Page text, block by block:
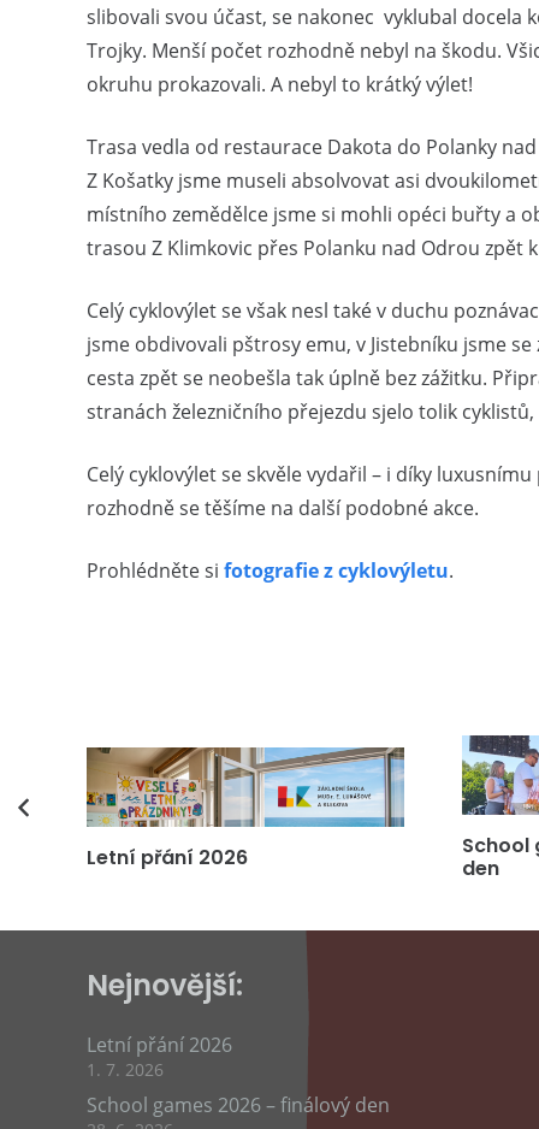
slibovali svou účast, se nakonec vyklubal docela
Trojky. Menší počet rozhodně nebyl na škodu.
okruhu prokazovali. A nebyl to krátký výlet!
Trasa vedla od restaurace Dakota do Polanky
Z Košatky jsme museli absolvovat asi
místního zemědělce jsme si mohli opéci buřty a
trasou Z Klimkovic přes Polanku nad Odrou zpět
Celý cyklovýlet se však nesl také v duchu
jsme obdivovali pštrosy emu, v Jistebníku jsme
cesta zpět se neobešla tak úplně bez zážitku.
stranách železničního přejezdu sjelo tolik
Celý cyklovýlet se skvěle vydařil – i díky
rozhodně se těšíme na další podobné akce.
Prohlédněte si fotografie z cyklovýletu.
Letní přání 2026
School
den
Nejnovější:
Letní přání 2026
1. 7. 2026
School games 2026 – finálový den